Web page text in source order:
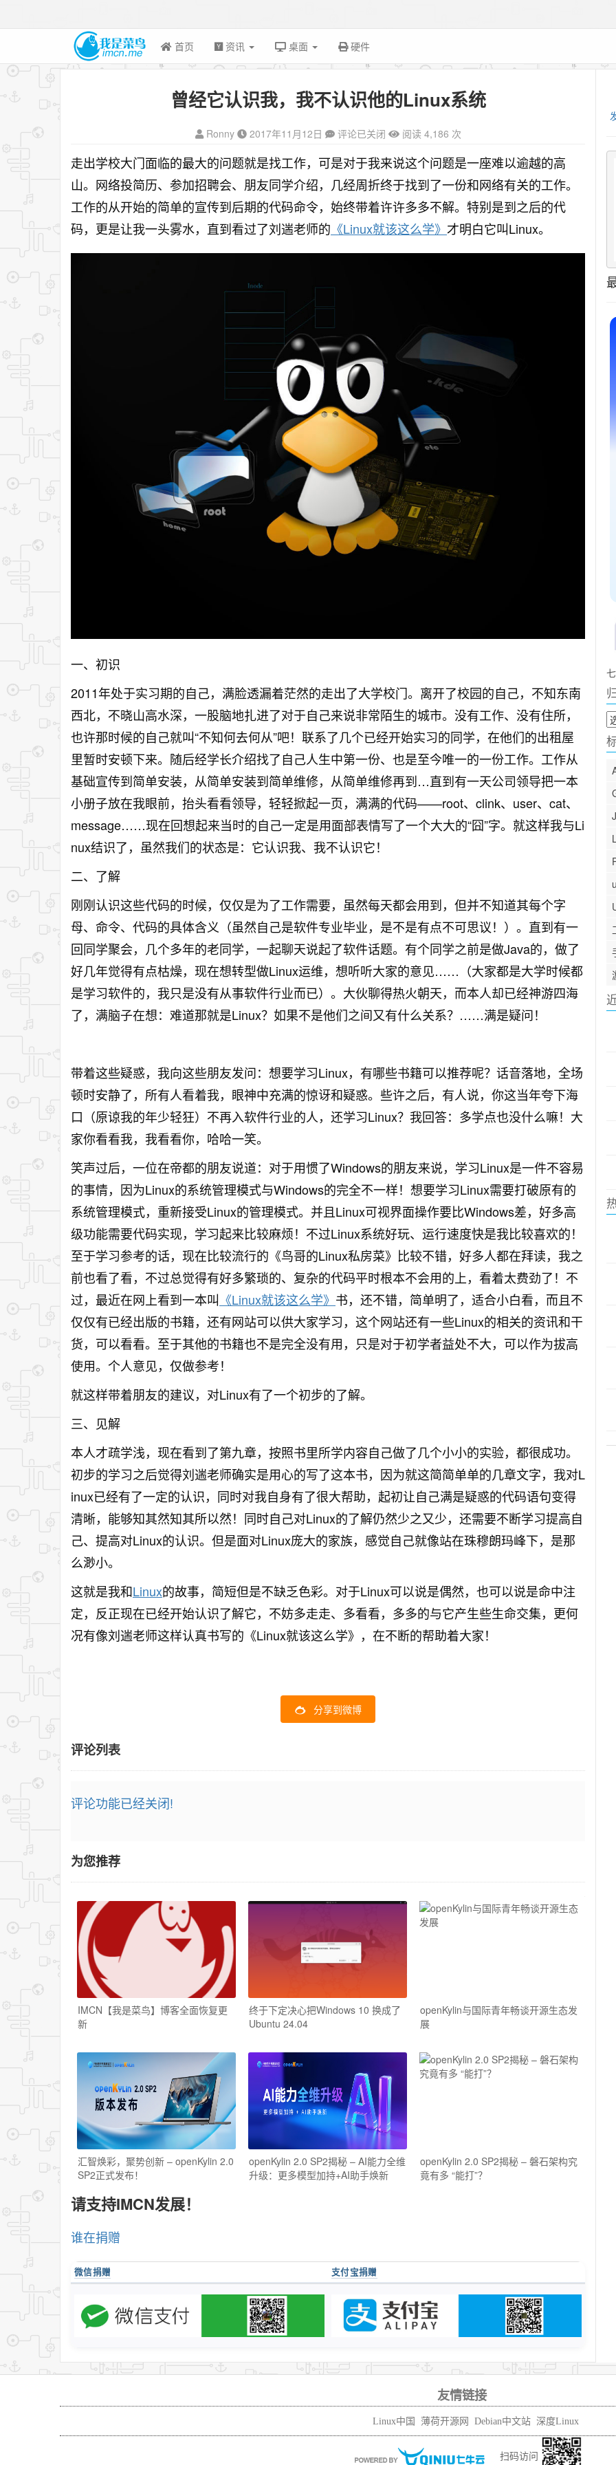
首页 资讯 桌面 硬件
曾经它认识我，我不认识他的Linux系统
Ronny 2017年11月12日 评论已关闭 阅读 4,186 次
走出学校大门面临的最大的问题就是找工作，可是对于我来说这个问题是一座难以逾越的高
山。网络投简历、参加招聘会、朋友同学介绍，几经周折终于找到了一份和网络有关的工作。
工作的从开始的简单的宣传到后期的代码命令，始终带着许许多多不解。特别是到之后的代
码，更是让我一头雾水，直到看过了刘遄老师的 《Linux就该这么学》 才明白它叫Linux。
一、初识
2011年处于实习期的自己，满脸透漏着茫然的走出了大学校门。离开了校园的自己，不知东南
西北，不晓山高水深，一股脑地扎进了对于自己来说非常陌生的城市。没有工作、没有住所，
也许那时候的自己就叫“不知何去何从”吧！联系了几个已经开始实习的同学，在他们的出租屋
里暂时安顿下来。随后经学长介绍找了自己人生中第一份、也是至今唯一的一份工作。工作从
基础宣传到简单安装，从简单安装到简单维修，从简单维修再到…直到有一天公司领导把一本
小册子放在我眼前，抬头看看领导，轻轻掀起一页，满满的代码——root、clink、user、cat、
message……现在回想起来当时的自己一定是用面部表情写了一个大大的“囧”字。就这样我与Li
nux结识了，虽然我们的状态是：它认识我、我不认识它！
二、了解
刚刚认识这些代码的时候，仅仅是为了工作需要，虽然每天都会用到，但并不知道其每个字
母、命令、代码的具体含义（虽然自己是软件专业毕业，是不是有点不可思议！）。直到有一
回同学聚会，几个多年的老同学，一起聊天说起了软件话题。有个同学之前是做Java的，做了
好几年觉得有点枯燥，现在想转型做Linux运维，想听听大家的意见……（大家都是大学时候都
是学习软件的，我只是没有从事软件行业而已）。大伙聊得热火朝天，而本人却已经神游四海
了，满脑子在想：难道那就是Linux？如果不是他们之间又有什么关系？……满是疑问！
带着这些疑惑，我向这些朋友发问：想要学习Linux，有哪些书籍可以推荐呢？话音落地，全场
顿时安静了，所有人看着我，眼神中充满的惊讶和疑惑。些许之后，有人说，你这当年夸下海
口（原谅我的年少轻狂）不再入软件行业的人，还学习Linux？我回答：多学点也没什么嘛！大
家你看看我，我看看你，哈哈一笑。
笑声过后，一位在帝都的朋友说道：对于用惯了Windows的朋友来说，学习Linux是一件不容易
的事情，因为Linux的系统管理模式与Windows的完全不一样！想要学习Linux需要打破原有的
系统管理模式，重新接受Linux的管理模式。并且Linux可视界面操作要比Windows差，好多高
级功能需要代码实现，学习起来比较麻烦！不过Linux系统好玩、运行速度快是我比较喜欢的！
至于学习参考的话，现在比较流行的《鸟哥的Linux私房菜》比较不错，好多人都在拜读，我之
前也看了看，不过总觉得有好多繁琐的、复杂的代码平时根本不会用的上，看着太费劲了！不
过，最近在网上看到一本叫 《Linux就该这么学》 书，还不错，简单明了，适合小白看，而且不
仅仅有已经出版的书籍，还有网站可以供大家学习，这个网站还有一些Linux的相关的资讯和干
货，可以看看。至于其他的书籍也不是完全没有用，只是对于初学者益处不大，可以作为拔高
使用。个人意见，仅做参考！
就这样带着朋友的建议，对Linux有了一个初步的了解。
三、见解
本人才疏学浅，现在看到了第九章，按照书里所学内容自己做了几个小小的实验，都很成功。
初步的学习之后觉得刘遄老师确实是用心的写了这本书，因为就这简简单单的几章文字，我对L
inux已经有了一定的认识，同时对我自身有了很大帮助，起初让自己满是疑惑的代码语句变得
清晰，能够知其然知其所以然！同时自己对Linux的了解仍然少之又少，还需要不断学习提高自
己、提高对Linux的认识。但是面对Linux庞大的家族，感觉自己就像站在珠穆朗玛峰下，是那
么渺小。
这就是我和Linux的故事，简短但是不缺乏色彩。对于Linux可以说是偶然，也可以说是命中注
定，反正现在已经开始认识了解它，不妨多走走、多看看，多多的与它产生些生命交集，更何
况有像刘遄老师这样认真书写的《Linux就该这么学》，在不断的帮助着大家！
分享到微博
评论列表
评论功能已经关闭!
为您推荐
IMCN【我是菜鸟】博客全面恢复更
新
终于下定决心把Windows 10 换成了
Ubuntu 24.04
openKylin与国际青年畅谈开源生态发
展
汇智焕彩，聚势创新 – openKylin 2.0
SP2正式发布！
openKylin 2.0 SP2揭秘 – AI能力全维
升级：更多模型加持+AI助手焕新
openKylin 2.0 SP2揭秘 – 磐石架构究
竟有多 “能打”？
请支持IMCN发展！
谁在捐赠
微信捐赠 支付宝捐赠
归
档
友情链接
Linux中国 薄荷开源网 Debian中文站 深度Linux
扫码访问